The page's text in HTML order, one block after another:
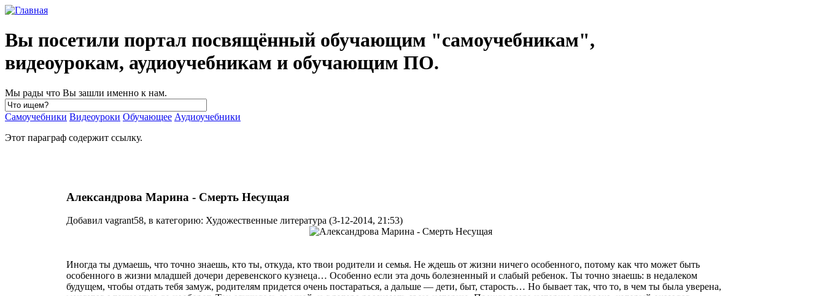
Вы посетили портал посвящённый обучающим "самоучебникам",
видеоурокам, аудиоучебникам и обучающим ПО.
Мы рады что Вы зашли именно к нам.
Самоучебники Видеоуроки Обучающее Аудиоучебники
Этот параграф содержит ссылку.
Александрова Марина - Смерть Несущая
Добавил vagrant58, в категорию: Художественные литература (3-12-2014, 21:53)
Иногда ты думаешь, что точно знаешь, кто ты, откуда, кто твои родители и семья. Не ждешь от жизни ничего особенного, потому как что может быть
особенного в жизни младшей дочери деревенского кузнеца… Особенно если эта дочь болезненный и слабый ребенок. Ты точно знаешь: в недалеком
будущем, чтобы отдать тебя замуж, родителям придется очень постараться, а дальше — дети, быт, старость… Но бывает так, что то, в чем ты была уверена,